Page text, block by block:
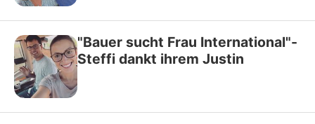
"Bauer sucht Frau International"-
Steffi dankt ihrem Justin